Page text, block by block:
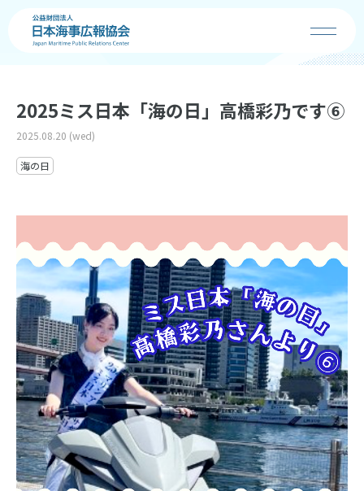
お知らせ
コンクール
学校の先生へ
販売
イベント情報
コンテンツガイド
2025ミス日本「海の日」高橋彩乃です⑥
2025.08.20 (wed)
海の日